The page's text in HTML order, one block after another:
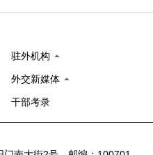
驻外机构
外交新媒体
干部考录